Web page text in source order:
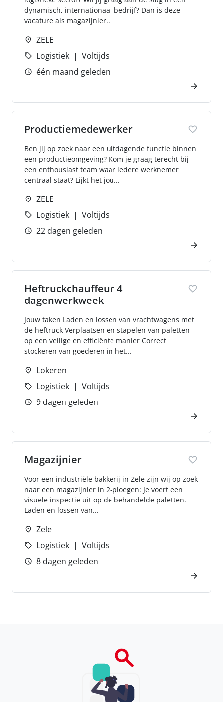
dynamisch, internationaal bedrijf? Dan is deze
vacature als magazijnier...
ZELE
Logistiek
Voltijds
één maand geleden
Productiemedewerker
Ben jij op zoek naar een uitdagende functie binnen
een productieomgeving? Kom je graag terecht bij
een enthousiast team waar iedere werknemer
centraal staat? Lijkt het jou...
ZELE
Logistiek
Voltijds
22 dagen geleden
Heftruckchauffeur 4
dagenwerkweek
Jouw taken Laden en lossen van vrachtwagens met
de heftruck Verplaatsen en stapelen van paletten
op een veilige en efficiënte manier Correct
stockeren van goederen in het...
Lokeren
Logistiek
Voltijds
9 dagen geleden
Magazijnier
Voor een industriële bakkerij in Zele zijn wij op zoek
naar een magazijnier in 2-ploegen: Je voert een
visuele inspectie uit op de behandelde paletten.
Laden en lossen van...
Zele
Logistiek
Voltijds
8 dagen geleden